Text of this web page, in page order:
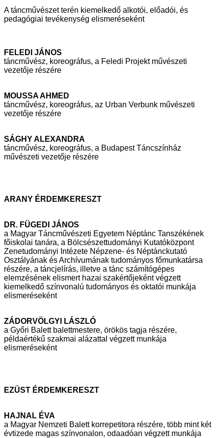
A táncművészet terén kiemelkedő alkotói, előadói, és
pedagógiai tevékenység elismeréseként
FELEDI JÁNOS
táncművész, koreográfus, a Feledi Projekt művészeti
vezetője részére
MOUSSA AHMED
táncművész, koreográfus, az Urban Verbunk művészeti
vezetője részére
SÁGHY ALEXANDRA
táncművész, koreográfus, a Budapest Táncszínház
művészeti vezetője részére
ARANY ÉRDEMKERESZT
DR. FÜGEDI JÁNOS
a Magyar Táncművészeti Egyetem Néptánc Tanszékének
főiskolai tanára, a Bölcsészettudományi Kutatóközpont
Zenetudományi Intézete Népzene- és Néptánckutató
Osztályának és Archívumának tudományos főmunkatársa
részére, a táncjelírás, illetve a tánc számítógépes
elemzésének elismert hazai szakértőjeként végzett
kiemelkedő színvonalú tudományos és oktatói munkája
elismeréseként
ZÁDORVÖLGYI LÁSZLÓ
a Győri Balett balettmestere, örökös tagja részére,
példaértékű szakmai alázattal végzett munkája
elismeréseként
EZÜST ÉRDEMKERESZT
HAJNAL ÉVA
a Magyar Nemzeti Balett korrepetitora részére, több mint két
évtizede magas színvonalon, odaadóan végzett munkája